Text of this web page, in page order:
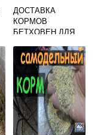
ДОСТАВКА
КОРМОВ
БЕТХОВЕН ДЛЯ
ПТИЦЫ